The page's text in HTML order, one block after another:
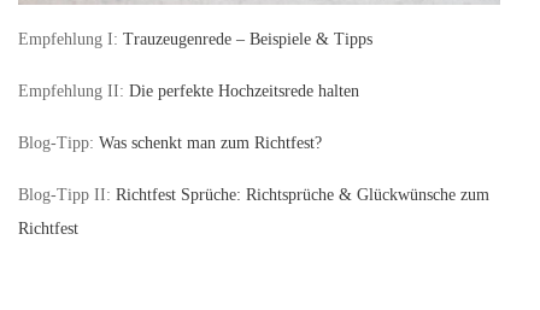
Empfehlung I: Trauzeugenrede – Beispiele & Tipps
Empfehlung II: Die perfekte Hochzeitsrede halten
Blog-Tipp: Was schenkt man zum Richtfest?
Blog-Tipp II: Richtfest Sprüche: Richtsprüche & Glückwünsche zum
Richtfest